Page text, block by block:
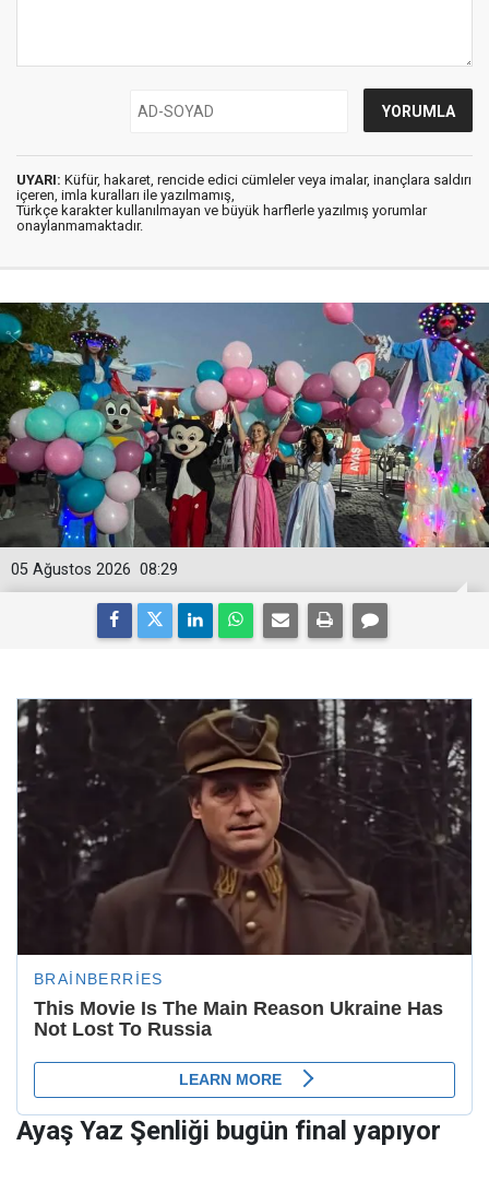
UYARI: Küfür, hakaret, rencide edici cümleler veya imalar, inançlara saldırı
içeren, imla kuralları ile yazılmamış,
Türkçe karakter kullanılmayan ve büyük harflerle yazılmış yorumlar
onaylanmamaktadır.
08:29
05 Ağustos 2026
Ayaş Yaz Şenliği bugün final yapıyor